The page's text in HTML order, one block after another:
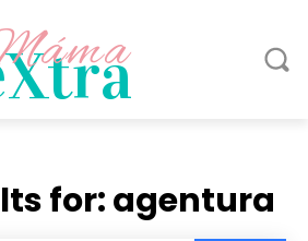
for:agentura